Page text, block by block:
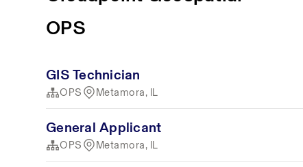
OPS
GIS Technician
OPS Metamora, IL
General Applicant
OPS Metamora, IL